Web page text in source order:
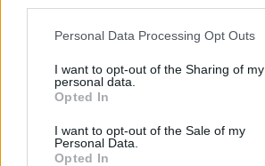
Personal Data Processing Opt Outs
I want to opt-out of the Sharing of my
personal data.
Opted In
I want to opt-out of the Sale of my
Personal Data.
Opted In